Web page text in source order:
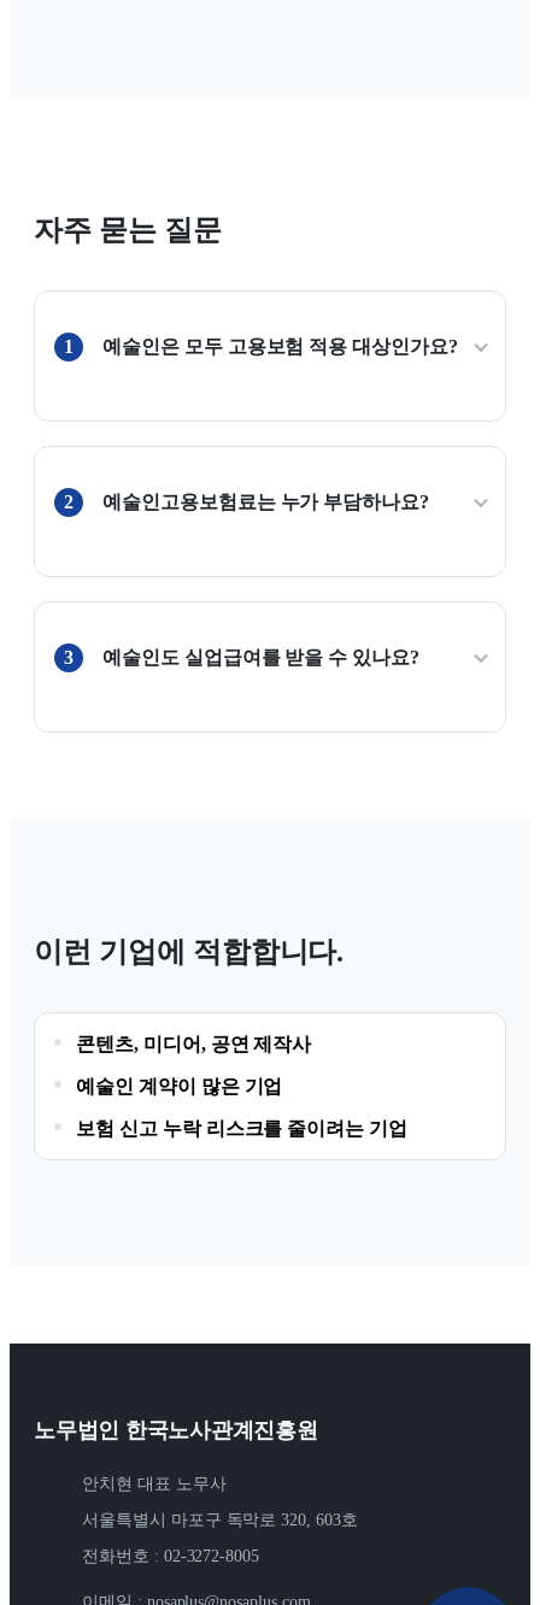
자주 묻는 질문
1 예술인은 모두 고용보험 적용 대상인가요?
2 예술인고용보험료는 누가 부담하나요?
3 예술인도 실업급여를 받을 수 있나요?
이런 기업에 적합합니다.
콘텐츠, 미디어, 공연 제작사
예술인 계약이 많은 기업
보험 신고 누락 리스크를 줄이려는 기업
노무법인 한국노사관계진흥원
안치현 대표 노무사
서울특별시 마포구 독막로 320, 603호
전화번호 : 02-3272-8005